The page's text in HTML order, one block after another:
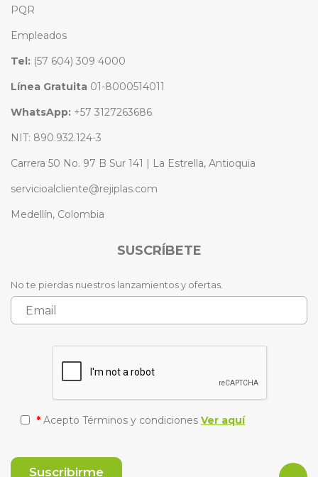
PQR
Empleados
Tel: (57 604) 309 4000
Línea Gratuita 01-8000514011
WhatsApp: +57 3127263686
NIT: 890.932.124-3
Carrera 50 No. 97 B Sur 141 | La Estrella, Antioquia
servicioalcliente@rejiplas.com
Medellín, Colombia
SUSCRÍBETE
No te pierdas nuestros lanzamientos y ofertas.
* Acepto Términos y condiciones Ver aquí